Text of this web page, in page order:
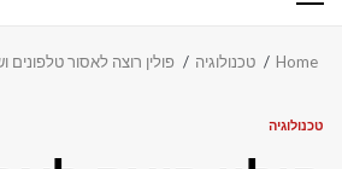
Primary
Home טכנולוגיה פולין רוצה לאסור
טכנולוגיה